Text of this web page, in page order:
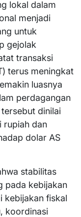
lokal dalam
menjadi
untuk
gejolak
transaksi
terus meningkat
luasnya
perdagangan
dinilai
rupiah dan
dolar AS
stabilitas
pada kebijakan
kebijakan fiskal
koordinasi